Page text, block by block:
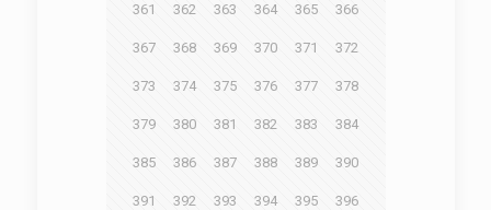
361 362 363 364 365 366
367 368 369 370 371 372
373 374 375 376 377 378
379 380 381 382 383 384
385 386 387 388 389 390
391 392 393 394 395 396